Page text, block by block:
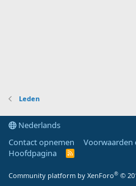
Leden
Nederlands
Contact opnemen
Voorwaarden
Hoofdpagina
R
Community platform by XenForo® ©